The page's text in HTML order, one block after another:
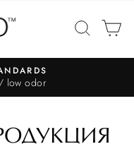
low odor